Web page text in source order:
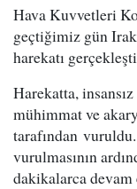
Hava Kuvvetleri
geçtiğimiz gün
harekatı
Harekatta,
mühimmat ve
tarafından
vurulmasının
dakikalarca devam